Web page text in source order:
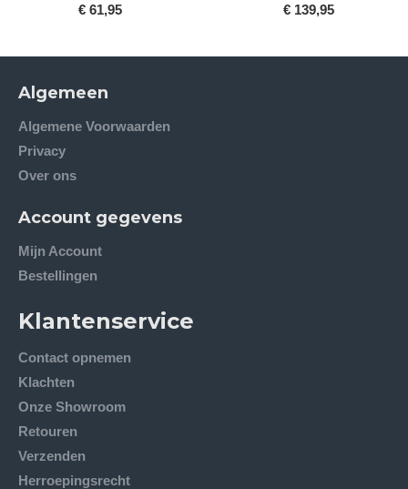
€ 61,95 € 139,95
Algemeen
Algemene Voorwaarden
Privacy
Over ons
Account gegevens
Mijn Account
Bestellingen
Klantenservice
Contact opnemen
Klachten
Onze Showroom
Retouren
Verzenden
Herroepingsrecht